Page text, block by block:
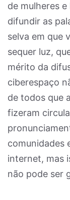
de mulheres
difundir as
selva em que
sequer luz,
mérito da
ciberespaço
de todos que
fizeram
comunidades
internet, mas
não pode ser